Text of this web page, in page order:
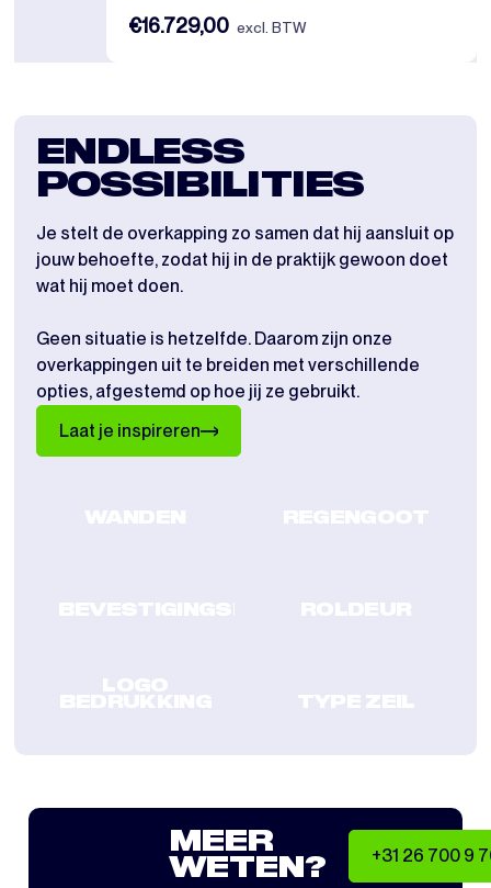
€16.729,00 excl. BTW
ENDLESS
POSSIBILITIES
Je stelt de overkapping zo samen dat hij aansluit op
jouw behoefte, zodat hij in de praktijk gewoon doet
wat hij moet doen.
Geen situatie is hetzelfde. Daarom zijn onze
overkappingen uit te breiden met verschillende
opties, afgestemd op hoe jij ze gebruikt.
Laat je inspireren
MEER
WETEN?
+31 26 700 9